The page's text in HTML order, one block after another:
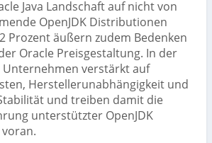
Java Landschaft auf nicht von
OpenJDK Distributionen
Prozent äußern zudem Bedenken
Oracle Preisgestaltung. In der
Unternehmen verstärkt auf
Herstellerunabhängigkeit und
und treiben damit die
unterstützter OpenJDK